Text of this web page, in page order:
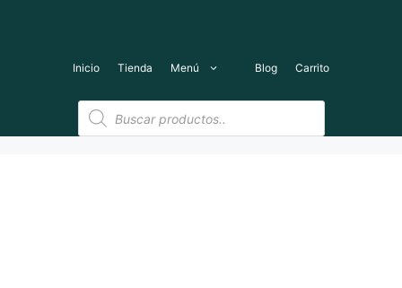
Inicio Tienda Menú Blog Carrito
Búsqueda
de
productos